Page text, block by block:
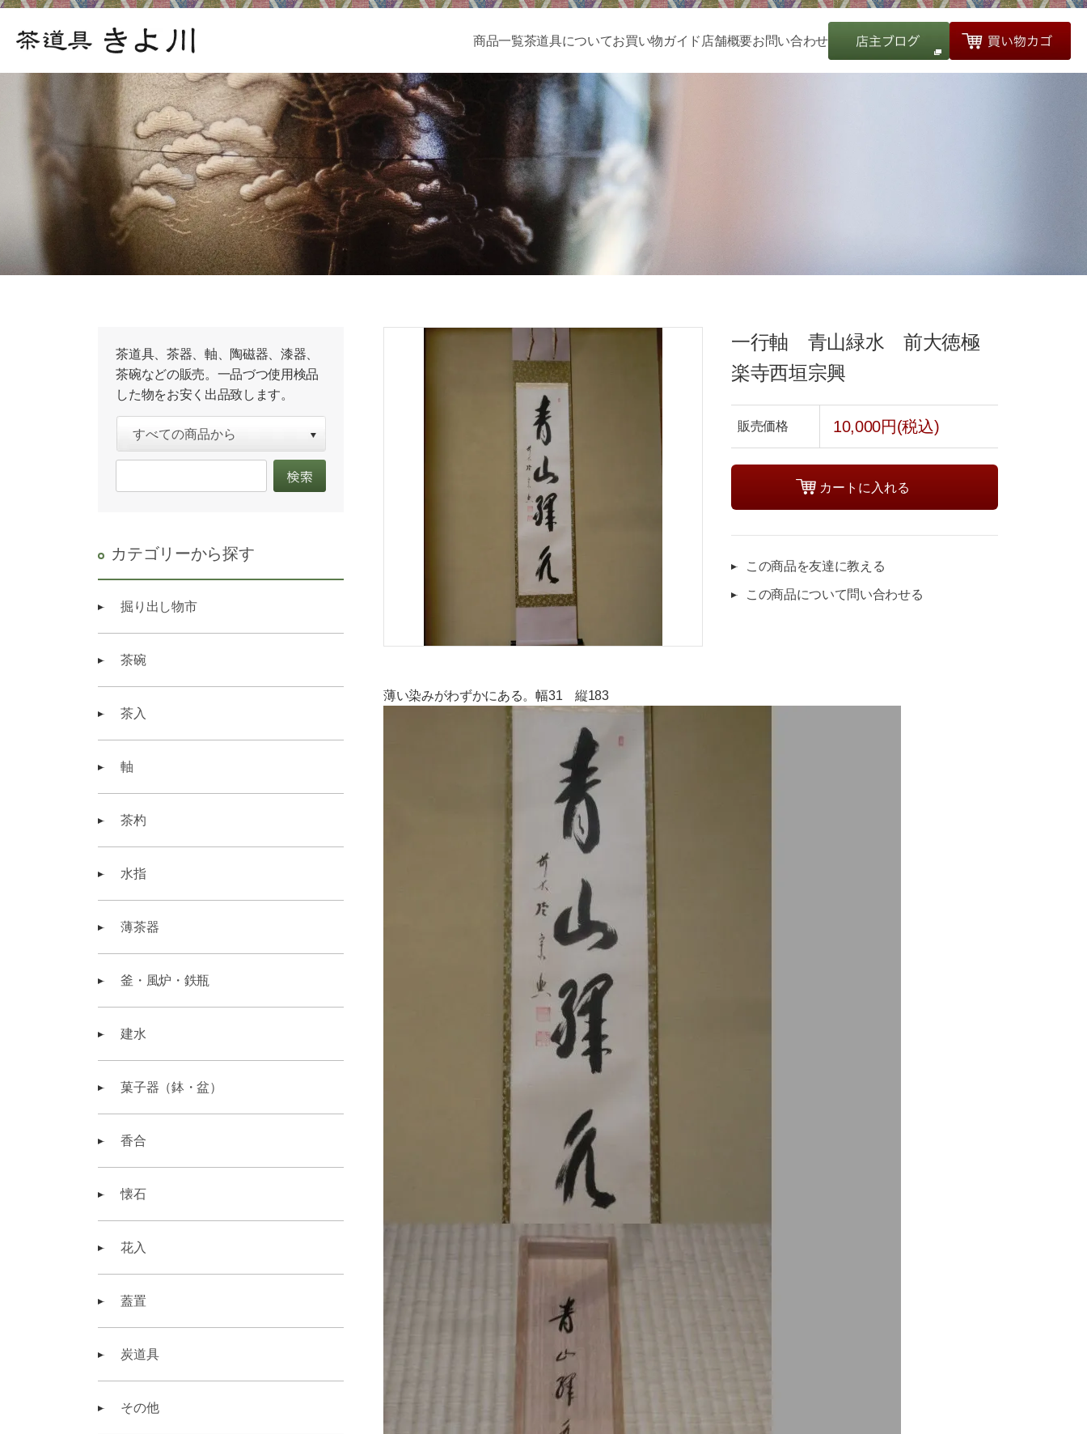
商品一覧茶道具についてお買い物ガイド 店舗概要お問い合わせ
一行軸 青山緑水 前大徳極
楽寺西垣宗興
販売価格 10,000円(税込)
この商品を友達に教える
この商品について問い合わせる
薄い染みがわずかにある。幅31 縦183
茶道具、茶器、軸、陶磁器、漆器、
茶碗などの販売。一品づつ使用検品
した物をお安く出品致します。
カテゴリーから探す
掘り出し物市
茶碗
茶入
軸
茶杓
水指
薄茶器
釜・風炉・鉄瓶
建水
菓子器（鉢・盆）
香合
懐石
花入
蓋置
炭道具
その他